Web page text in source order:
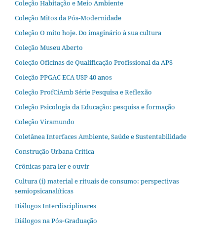
Coleção Habitação e Meio Ambiente
Coleção Mitos da Pós-Modernidade
Coleção O mito hoje. Do imaginário à sua cultura
Coleção Museu Aberto
Coleção Oficinas de Qualificação Profissional da APS
Coleção PPGAC ECA USP 40 anos
Coleção ProfCiAmb Série Pesquisa e Reflexão
Coleção Psicologia da Educação: pesquisa e formação
Coleção Viramundo
Coletânea Interfaces Ambiente, Saúde e Sustentabilidade
Construção Urbana Crítica
Crônicas para ler e ouvir
Cultura (i) material e rituais de consumo: perspectivas
semiopsicanalíticas
Diálogos Interdisciplinares
Diálogos na Pós‐Graduação